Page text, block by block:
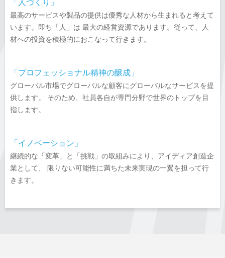
「人づくり」
最高のサービスや製品の提供は優秀な人材から生まれると考えて
います。即ち「人」は 最大の経営資源であります。従って、人
材への投資を積極的におこなって行きます。
「プロフェッショナル精神の醸成」
グローバル市場でグローバルな顧客にグローバルなサービスを提
供します。 そのため、社員各自が専門分野で世界のトップを目
指します。
「イノベーション」
継続的な「変革」と「挑戦」の取組みにより、アイディア創造企
業として、 限りない可能性に満ちた未来実現の一翼を担って行
きます。